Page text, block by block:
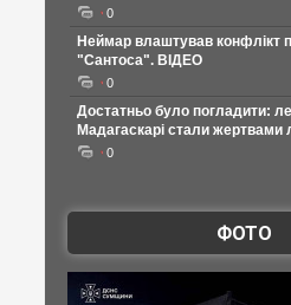
0
Неймар влаштував конфлікт
"Сантоса". ВІДЕО
0
Достатньо було погладити:
Мадагаскарі стали жертвами
0
ФОТО